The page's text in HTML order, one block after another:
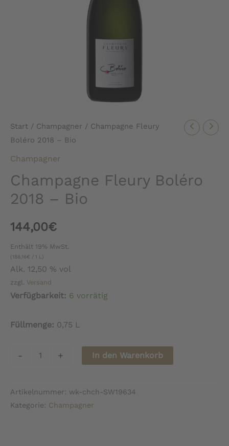
Start / Champagner / Champagne Fleury
Boléro 2018 – Bio
Champagner
Champagne Fleury Boléro
2018 – Bio
144,00€
Enthält 19% MwSt.
(188,16€ / 1 L)
Alk. 12,50 % vol
zzgl. Versand
Verfügbarkeit: 6 vorrätig
Füllmenge: 0,75 L
-
Champagne
2018
+ In den Warenkorb
Artikelnummer: wk-chch-SW19634
Kategorie: Champagner